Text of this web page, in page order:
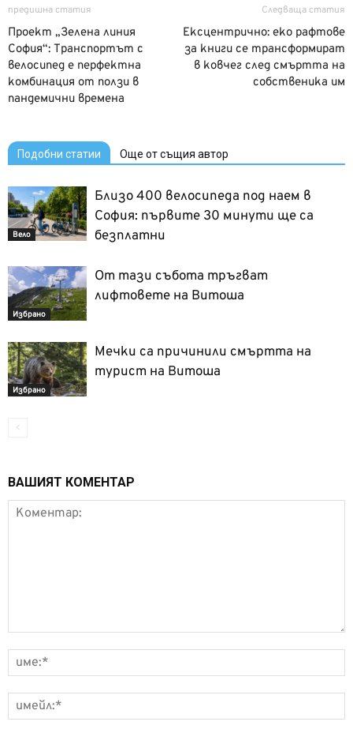
предишна статия
Проект „Зелена линия
София“: Транспортът с
велосипед е перфектна
комбинация от ползи в
пандемични времена
Следваща статия
Ексцентрично: еко рафтове
за книги се трансформират
в ковчег след смъртта на
собственика им
Подобни статии Още от същия автор
Вело
Близо 400 велосипеда под наем в
София: първите 30 минути ще са
безплатни
Избрано
От тази събота тръгват
лифтовете на Витоша
Избрано
Мечки са причинили смъртта на
турист на Витоша
ВАШИЯТ КОМЕНТАР